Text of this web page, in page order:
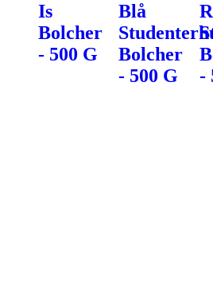
Is
Bolcher
- 500 G
Blå
Bolcher
- 500 G
-